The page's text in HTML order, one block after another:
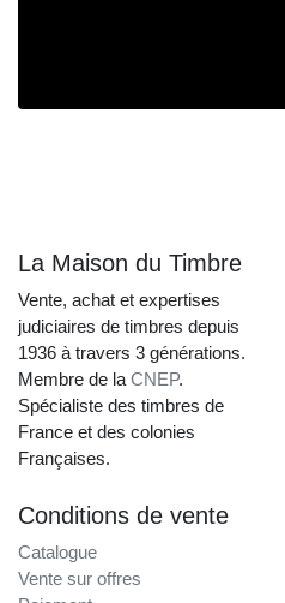
La Maison du Timbre
Vente, achat et expertises
judiciaires de timbres depuis
1936 à travers 3 générations.
Membre de la CNEP.
Spécialiste des timbres de
France et des colonies
Françaises.
Conditions de vente
Catalogue
Vente sur offres